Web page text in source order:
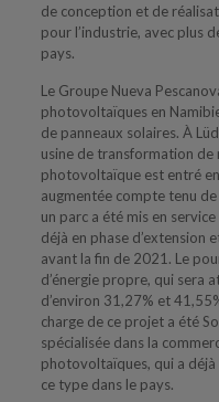
de conception et de
pour l’industrie, avec plus
pays.
Le Groupe Nueva
photovoltaïques en
de panneaux solaires. À
usine de transformation de
photovoltaïque est entré
augmentée compte tenu
un parc a été mis en
déjà en phase d’extension
avant la fin de 2021. Le
d’énergie propre, qui sera
d’environ 31,27% et
charge de ce projet a été
spécialisée dans la
photovoltaïques, qui a
ce type dans le pays.